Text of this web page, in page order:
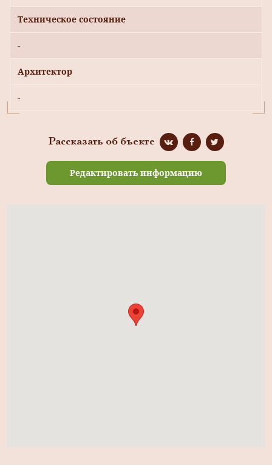
Техническое состояние
-
Архитектор
-
Рассказать об бъекте
Редактировать информацию